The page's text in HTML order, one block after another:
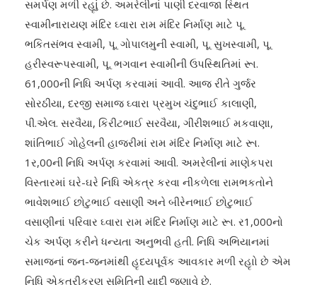
સમર્પણ મળી રહૃાું છે. અમરેલીનાં પાણી દરવાજા સ્‍થિત
સ્‍વામીનારાયણ મંદિર ઘ્‍વારા રામ મંદિર નિર્માણ માટે પૂ.
ભકિતસંભવ સ્‍વામી, પૂ. ગોપાલમુની સ્‍વામી, પૂ. સુખસ્‍વામી, પૂ.
હરીસ્‍વરૂપસ્‍વામી, પૂ. ભગવાન સ્‍વામીની ઉપસ્‍થિતિમાં રૂા.
61,000ની નિધિ અર્પણ કરવામાં આવી. આજ રીતે ગુર્જર
સોરઠીયા, દરજી સમાજ ઘ્‍વારા પ્રમુખ ચંદુભાઈ કાલાણી,
પી.એલ. સરવૈયા, કિરીટભાઈ સરવૈયા, ગીરીશભાઈ મકવાણા,
શાંતિભાઈ ગોહેલની હાજરીમાં રામ મંદિર નિર્માણ માટે રૂા.
1ર,00ની નિધિ અર્પણ કરવામાં આવી. અમરેલીનાં માણેકપરા
વિસ્‍તારમાં ઘરે-ઘરે નિધિ એકત્ર કરવા નીકળેલા રામભકતોને
ભાવેશભાઈ છોટુભાઈ વસાણી અને બીરેનભાઈ છોટુભાઈ
વસાણીનાં પરિવાર ઘ્‍વારા રામ મંદિર નિર્માણ માટે રૂા. ર1,000નો
ચેક અર્પણ કરીને ધન્‍યતા અનુભવી હતી. નિધિ અભિયાનમાં
સમાજનાં જન-જનમાંથી હૃદયપૂર્વક આવકાર મળી રહૃાો છે એમ
નિધિ એકત્રીકરણ સમિતિની યાદી જણાવે છે.